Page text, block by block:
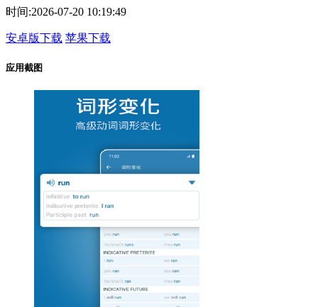
时间:2026-07-20 10:19:49
安卓版下载 苹果下载
应用截图